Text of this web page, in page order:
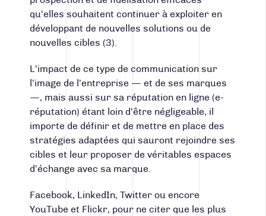
qu’elles souhaitent continuer à exploiter en
développant de nouvelles solutions ou de
nouvelles cibles (3).
L’impact de ce type de communication sur
l’image de l’entreprise — et de ses marques
—, mais aussi sur sa réputation en ligne (e-
réputation) étant loin d’être négligeable, il
importe de définir et de mettre en place des
stratégies adaptées qui sauront rejoindre ses
cibles et leur proposer de véritables espaces
d’échange avec sa marque.
Facebook, LinkedIn, Twitter ou encore
YouTube et Flickr, pour ne citer que les plus